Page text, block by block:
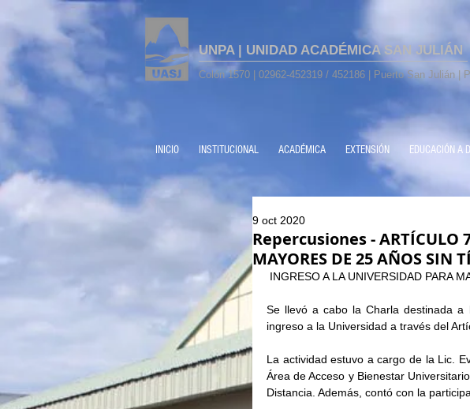
UNPA | UNIDAD ACADÉMICA SAN JULIÁN
Colón 1570 | 02962-452319 / 452186 | Puerto San Julián |
INICIO INSTITUCIONAL ACADÉMICA EXTENSIÓN EDUCACIÓN A
Repercusiones - ARTÍCULO
MAYORES DE 25 AÑOS SIN
9 oct 2020
INGRESO A LA UNIVERSIDAD PARA
Se llevó a cabo la Charla destinada
ingreso a la Universidad a través del
La actividad estuvo a cargo de la Lic.
Área de Acceso y Bienestar
Distancia. Además, contó con la